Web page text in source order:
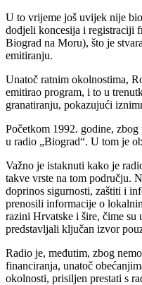
U to vrijeme još uvijek nije
dodjeli koncesija i registraciji
Biograd na Moru), što je
emitiranju.
Unatoč ratnim okolnostima,
emitirao program, i to u
granatiranju, pokazujući
Početkom 1992. godine,
u radio „Biograd“. U tom je
Važno je istaknuti kako je
takve vrste na tom području.
doprinos sigurnosti, zaštiti i
prenosili informacije o
razini Hrvatske i šire, čime su
predstavljali ključan izvor
Radio je, međutim, zbog
financiranja, unatoč
okolnosti, prisiljen prestati s